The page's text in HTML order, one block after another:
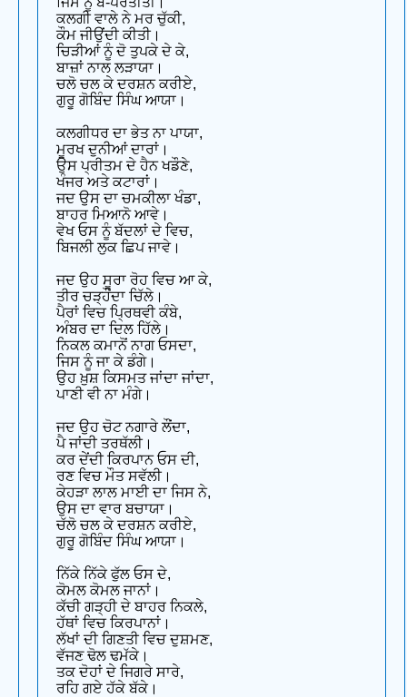
ਕਲਗੀ ਵਾਲੇ ਨੇ ਮਰ ਚੁੱਕੀ,
ਕੌਮ ਜੀਉਂਦੀ ਕੀਤੀ।
ਚਿੜੀਆਂ ਨੂੰ ਦੋ ਤੁਪਕੇ ਦੇ ਕੇ,
ਬਾਜ਼ਾਂ ਨਾਲ ਲੜਾਯਾ।
ਚਲੋ ਚਲ ਕੇ ਦਰਸ਼ਨ ਕਰੀਏ,
ਗੁਰੂ ਗੋਬਿੰਦ ਸਿੰਘ ਆਯਾ।
ਕਲਗੀਧਰ ਦਾ ਭੇਤ ਨਾ ਪਾਯਾ,
ਮੂਰਖ ਦੁਨੀਆਂ ਦਾਰਾਂ।
ਉਸ ਪ੍ਰੀਤਮ ਦੇ ਹੈਨ ਖਡੌਣੇ,
ਖੰਜਰ ਅਤੇ ਕਟਾਰਾਂ।
ਜਦ ਉਸ ਦਾ ਚਮਕੀਲਾ ਖੰਡਾ,
ਬਾਹਰ ਮਿਆਨੋ ਆਵੇ।
ਵੇਖ ਓਸ ਨੂੰ ਬੱਦਲਾਂ ਦੇ ਵਿਚ,
ਬਿਜਲੀ ਲੁਕ ਛਿਪ ਜਾਵੇ।
ਜਦ ਉਹ ਸੂਰਾ ਰੋਹ ਵਿਚ ਆ ਕੇ,
ਤੀਰ ਚੜ੍ਹੌਂਦਾ ਚਿੱਲੇ।
ਪੈਰਾਂ ਵਿਚ ਪ੍ਰਿਥਵੀ ਕੰਬੇ,
ਅੰਬਰ ਦਾ ਦਿਲ ਹਿੱਲੇ।
ਨਿਕਲ ਕਮਾਨੋਂ ਨਾਗ ਓਸਦਾ,
ਜਿਸ ਨੂੰ ਜਾ ਕੇ ਡੰਗੇ।
ਉਹ ਖ਼ੁਸ਼ ਕਿਸਮਤ ਜਾਂਦਾ ਜਾਂਦਾ,
ਪਾਣੀ ਵੀ ਨਾ ਮੰਗੇ।
ਜਦ ਉਹ ਚੋਟ ਨਗਾਰੇ ਲੌਂਦਾ,
ਪੈ ਜਾਂਦੀ ਤਰਥੱਲੀ।
ਕਰ ਦੇਂਦੀ ਕਿਰਪਾਨ ਓਸ ਦੀ,
ਰਣ ਵਿਚ ਮੌਤ ਸਵੱਲੀ।
ਕੇਹੜਾ ਲਾਲ ਮਾਈ ਦਾ ਜਿਸ ਨੇ,
ਉਸ ਦਾ ਵਾਰ ਬਚਾਯਾ।
ਚੱਲੋ ਚਲ ਕੇ ਦਰਸ਼ਨ ਕਰੀਏ,
ਗੁਰੂ ਗੋਬਿੰਦ ਸਿੰਘ ਆਯਾ।
ਨਿੱਕੇ ਨਿੱਕੇ ਫੁੱਲ ਓਸ ਦੇ,
ਕੋਮਲ ਕੋਮਲ ਜਾਨਾਂ।
ਕੱਚੀ ਗੜ੍ਹੀ ਦੇ ਬਾਹਰ ਨਿਕਲੇ,
ਹੱਥਾਂ ਵਿਚ ਕਿਰਪਾਨਾਂ।
ਲੱਖਾਂ ਦੀ ਗਿਣਤੀ ਵਿਚ ਦੁਸ਼ਮਣ,
ਵੱਜਣ ਢੋਲ ਢਮੱਕੇ।
ਤਕ ਦੋਹਾਂ ਦੇ ਜਿਗਰੇ ਸਾਰੇ,
ਰਹਿ ਗਏ ਹੱਕੇ ਬੱਕੇ।